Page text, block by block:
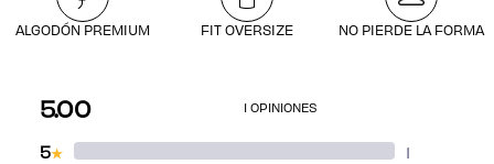
ALGODÓN PREMIUM FIT OVERSIZE NO PIERDE LA FORMA
5.00 1 OPINIONES
5★ 1